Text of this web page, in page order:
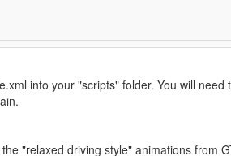
into your "scripts" folder. You will need
"relaxed driving style" animations from